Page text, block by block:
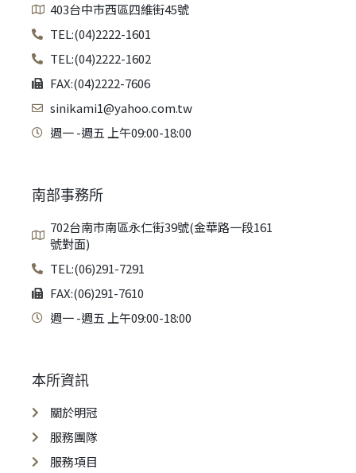
403台中市西區四維街45號
TEL:(04)2222-1601
TEL:(04)2222-1602
FAX:(04)2222-7606
sinikami1@yahoo.com.tw
週一 -週五 上午09:00-18:00
南部事務所
702台南市南區永仁街39號(金華路一段161
號對面)
TEL:(06)291-7291
FAX:(06)291-7610
週一 -週五 上午09:00-18:00
本所資訊
關於明冠
服務團隊
服務項目